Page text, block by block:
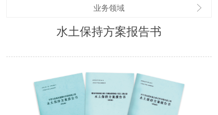
业务领域
水土保持方案报告书